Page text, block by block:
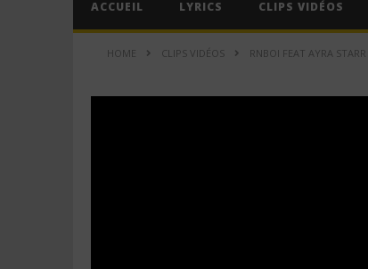
LYRICS
ACCUEIL LYRICS CLIPS VIDÉOS
HOME CLIPS VIDÉOS RNBOI FEAT AYRA